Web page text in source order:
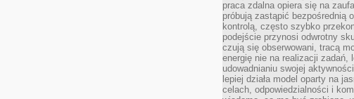
praca zdalna opiera się na
próbują zastąpić bezpośrednią
kontrolą, często szybko
podejście przynosi odwrotny
czują się obserwowani, tracą
energię nie na realizacji zadań,
udowadnianiu swojej
lepiej działa model oparty na
celach, odpowiedzialności i